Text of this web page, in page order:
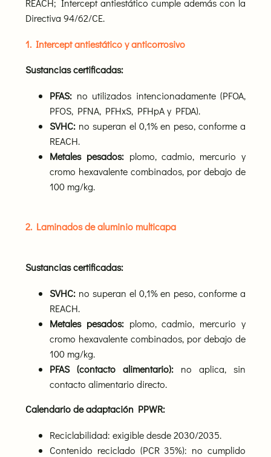
REACH; Intercept antiestático cumple además con la
Directiva 94/62/CE.
1. Intercept antiestático y anticorrosivo
Sustancias certificadas:
PFAS: no utilizados intencionadamente (PFOA,
PFOS, PFNA, PFHxS, PFHpA y PFDA).
SVHC: no superan el 0,1% en peso, conforme a
REACH.
Metales pesados:plomo, cadmio, mercurio y
cromo hexavalente combinados, por debajo de
100 mg/kg.
2. Laminados de aluminio multicapa
Sustancias certificadas:
SVHC: no superan el 0,1% en peso, conforme a
REACH.
Metales pesados:plomo, cadmio, mercurio y
cromo hexavalente combinados, por debajo de
100 mg/kg.
PFAS (contacto alimentario): no aplica, sin
contacto alimentario directo.
Calendario de adaptación PPWR:
Reciclabilidad: exigible desde 2030/2035.
Contenido reciclado (PCR 35%): no cumplido